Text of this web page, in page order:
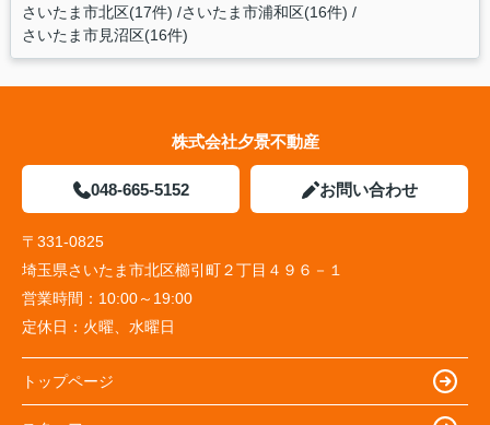
さいたま市北区(17件) さいたま市浦和区(16件)
さいたま市見沼区(16件)
株式会社夕景不動産
048-665-5152 お問い合わせ
〒331-0825
埼玉県さいたま市北区櫛引町２丁目４９６－１
営業時間： 10:00～19:00
定休日： 火曜、水曜日
トップページ